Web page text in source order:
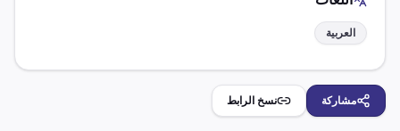
العربية
مشاركة نسخ الرابط